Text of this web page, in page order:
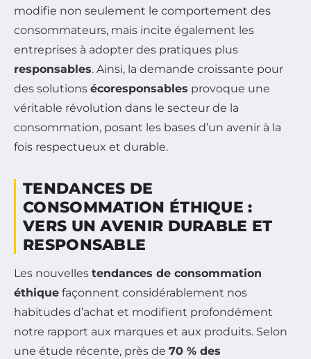
modifie non seulement le comportement des
consommateurs, mais incite également les
entreprises à adopter des pratiques plus
responsables. Ainsi, la demande croissante pour
des solutions écoresponsables provoque une
véritable révolution dans le secteur de la
consommation, posant les bases d’un avenir à la
fois respectueux et durable.
TENDANCES DE
CONSOMMATION ÉTHIQUE :
VERS UN AVENIR DURABLE ET
RESPONSABLE
Les nouvelles tendances de consommation
éthique façonnent considérablement nos
habitudes d’achat et modifient profondément
notre rapport aux marques et aux produits. Selon
une étude récente, près de 70 % des